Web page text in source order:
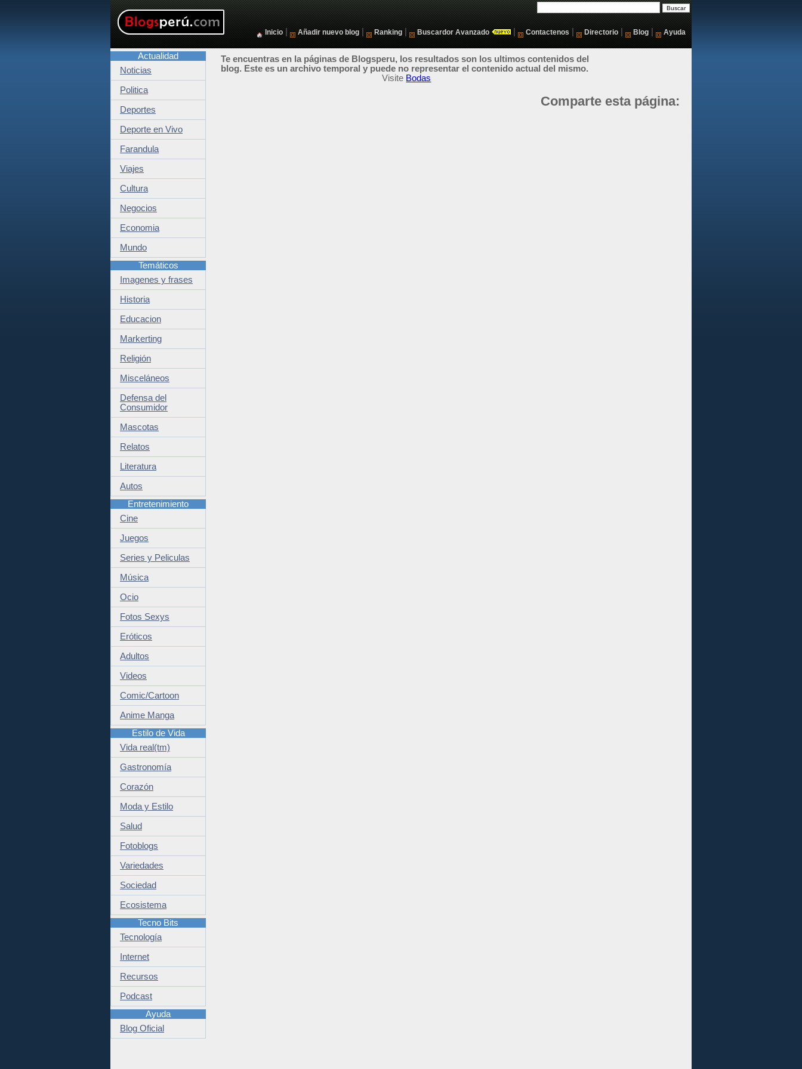
Inicio Añadir nuevo blog Ranking Buscardor Avanzado Contactenos Directorio Blog Ayuda
Te encuentras en la páginas de Blogsperu, los resultados son los ultimos contenidos del
blog. Este es un archivo temporal y puede no representar el contenido actual del mismo.
Visite Bodas
Comparte esta página:
Actualidad
Noticias
Politica
Deportes
Deporte en Vivo
Farandula
Viajes
Cultura
Negocios
Economia
Mundo
Temáticos
Imagenes y frases
Historia
Educacion
Markerting
Religión
Misceláneos
Defensa del
Consumidor
Mascotas
Relatos
Literatura
Autos
Entretenimiento
Cine
Juegos
Series y Peliculas
Música
Ocio
Fotos Sexys
Eróticos
Adultos
Videos
Comic/Cartoon
Anime Manga
Estilo de Vida
Vida real(tm)
Gastronomía
Corazón
Moda y Estilo
Salud
Fotoblogs
Variedades
Sociedad
Ecosistema
Tecno Bits
Tecnología
Internet
Recursos
Podcast
Ayuda
Blog Oficial